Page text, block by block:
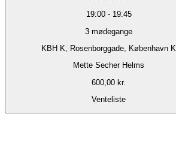
19:00- 19:45
3 mødegange
KBH K, Rosenborggade, København K
Mette Secher Helms
600,00 kr.
Venteliste